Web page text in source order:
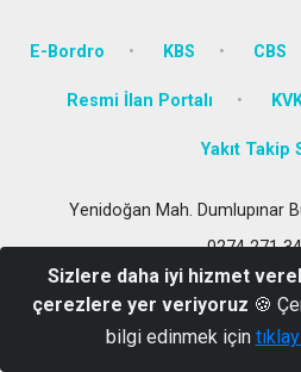
E-Bordro KBS CBS
Resmi İlan Portalı
Yakıt Takip
Yenidoğan Mah. Dumlupınar
0274 271
Sizlere daha iyi hizmet
çerezlere yer veriyoruz 🍪
bilgi edinmek için